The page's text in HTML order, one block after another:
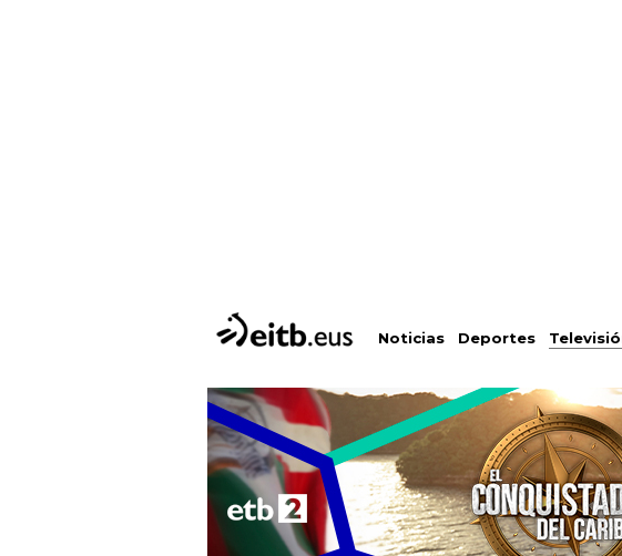
Noticias Deportes